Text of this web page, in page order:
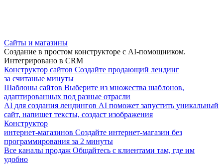
Сайты и магазины
Создание в простом конструкторе с AI-помощником.
Интегрировано в CRM
Конструктор сайтов Создайте продающий лендинг
за считаные минуты
Шаблоны сайтов Выберите из множества шаблонов,
адаптированных под разные отрасли
AI для создания лендингов AI поможет запустить уникальный
сайт, напишет тексты, создаст изображения
Конструктор
интернет-магазинов Создайте интернет-магазин без
программирования за 2 минуты
Все каналы продаж Общайтесь с клиентами там, где им
удобно